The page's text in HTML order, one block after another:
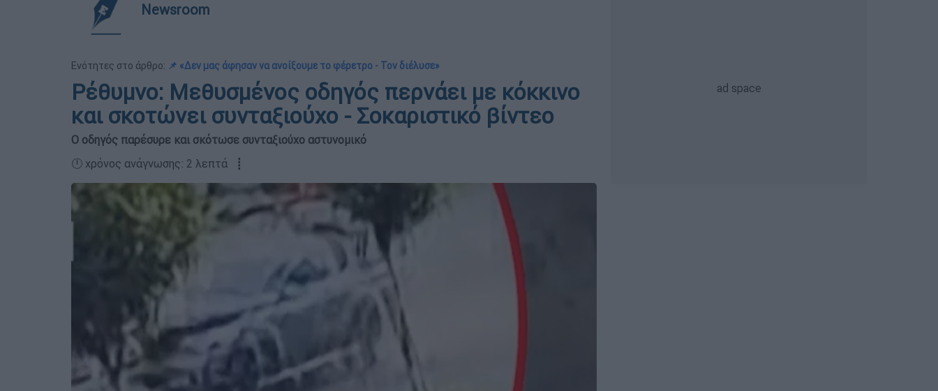
Newsroom
Ενότητες στο άρθρο: 📌 «Δεν μας άφησαν να ανοίξουμε το φέρετρο - Τον διέλυσε»
Ρέθυμνο: Μεθυσμένος οδηγός περνάει με κόκκινο
και σκοτώνει συνταξιούχο - Σοκαριστικό βίντεο
Ο οδηγός παρέσυρε και σκότωσε συνταξιούχο αστυνομικό
🕛 χρόνος ανάγνωσης: 2 λεπτά ┋